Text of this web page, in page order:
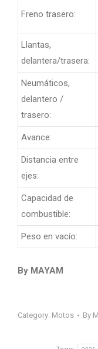
Freno trasero:
Llantas,
delantera/trasera:
Neumáticos,
delantero /
trasero:
Avance:
Distancia entre
ejes:
Capacidad de
combustible:
Peso en vacío:
By MAYAM
Category: Motos By